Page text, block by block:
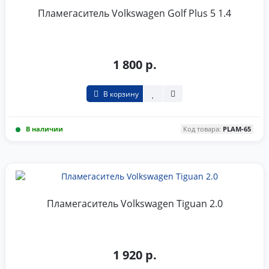
Пламегаситель Volkswagen Golf Plus 5 1.4
1 800 р.
В корзину
В наличии Код товара: PLAM-65
Пламегаситель Volkswagen Tiguan 2.0
1 920 р.